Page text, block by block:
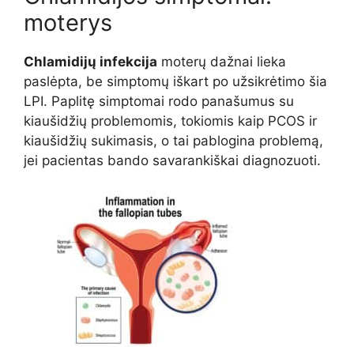
moterys
Chlamidijų infekcija moterų dažnai lieka
paslėpta, be simptomų iškart po užsikrėtimo šia
LPI. Paplitę simptomai rodo panašumus su
kiaušidžių problemomis, tokiomis kaip PCOS ir
kiaušidžių sukimasis, o tai pablogina problemą,
jei pacientas bando savarankiškai diagnozuoti.